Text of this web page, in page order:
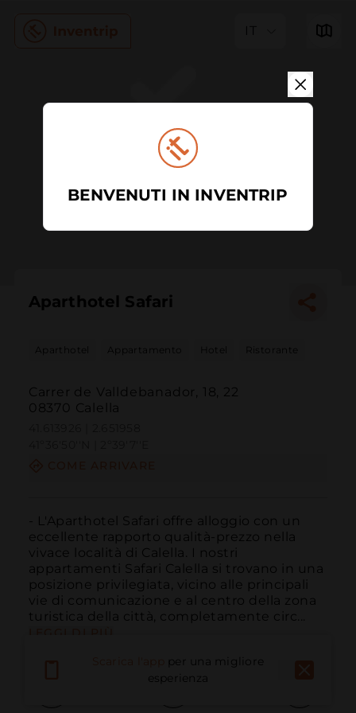
IT
Aparthotel Safari
Aparthotel Appartamento Hotel Ristorante
Carrer de Valldebanador, 18, 22
08370 Calella
- L'Aparthotel Safari offre alloggio con un
eccellente rapporto qualità-prezzo nella
vivace località di Calella. I nostri
appartamenti Safari Calella si trovano in una
posizione privilegiata, vicino alle principali
vie di comunicazione e al centro della zona
turistica della città, completamente circ...
per una migliore
esperienza
BENVENUTI IN INVENTRIP